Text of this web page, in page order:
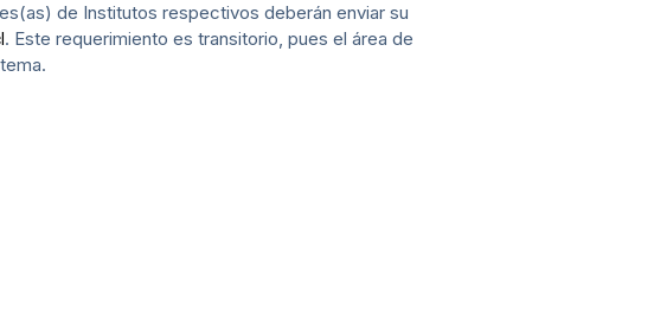
de Institutos respectivos deberán enviar su
. Este requerimiento es transitorio, pues el área de